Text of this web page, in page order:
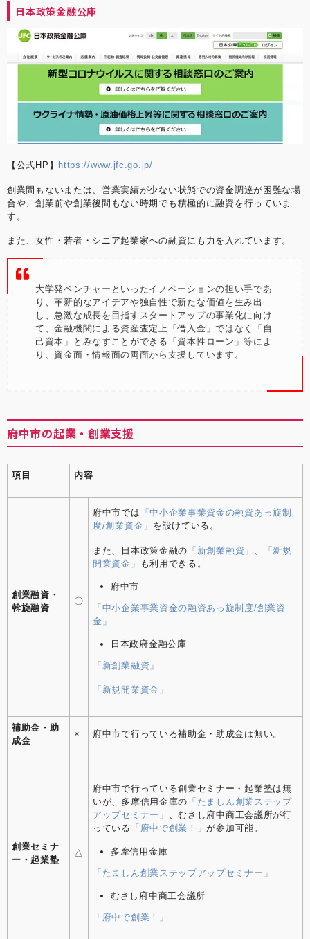
日本政策金融公庫
【公式HP】 https://www.jfc.go.jp/
創業間もないまたは、営業実績が少ない状態での資金調達が困難な場
合や、創業前や創業後間もない時期でも積極的に融資を行っていま
す。
また、女性・若者・シニア起業家への融資にも力を入れています。
大学発ベンチャーといったイノベーションの担い手であ
り、革新的なアイデアや独自性で新たな価値を生み出
し、急激な成長を目指すスタートアップの事業化に向け
て、金融機関による資産査定上「借入金」ではなく「自
己資本」とみなすことができる「資本性ローン」等によ
り、資金面・情報面の両面から支援しています。
府中市の起業・創業支援
項目 内容
創業融資・
斡旋融資
〇
府中市では 「中小企業事業資金の融資あっ旋制
度/創業資金」 を設けている。
また、日本政策金融の 「新創業融資」
「新規
開業資金」
も利用できる。
府中市
「中小企業事業資金の融資あっ旋制度/創業資
金」
日本政府金融公庫
「新創業融資」
「新規開業資金」
補助金・助
成金
× 府中市で行っている補助金・助成金は無い。
創業セミナ
ー・起業塾
△
府中市で行っている創業セミナー・起業塾は無
いが、多摩信用金庫の 「たましん創業ステップ
アップセミナー」 、むさし府中商工会議所が行
っている 「府中で創業！」が参加可能。
多摩信用金庫
「たましん創業ステップアップセミナー」
むさし府中商工会議所
「府中で創業！」